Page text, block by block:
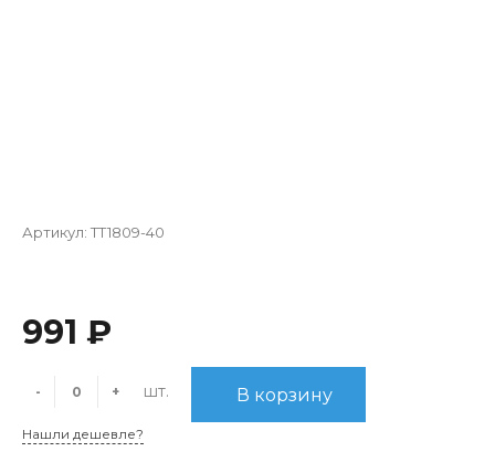
Артикул: TT1809-40
991 ₽
- + шт. В корзину
Нашли дешевле?